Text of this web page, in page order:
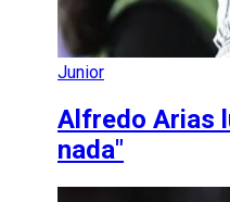
Junior
Alfredo Arias
nada"